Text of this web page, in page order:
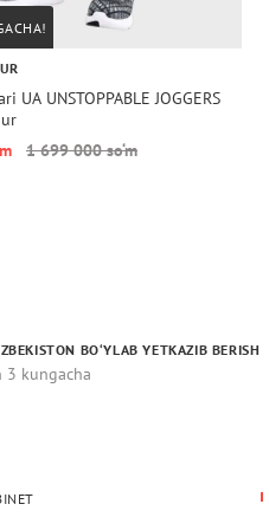
UA UNSTOPPABLE JOGGERS
1 699 000 so‘m
BO‘YLAB YETKAZIB BERISH
3 kungacha